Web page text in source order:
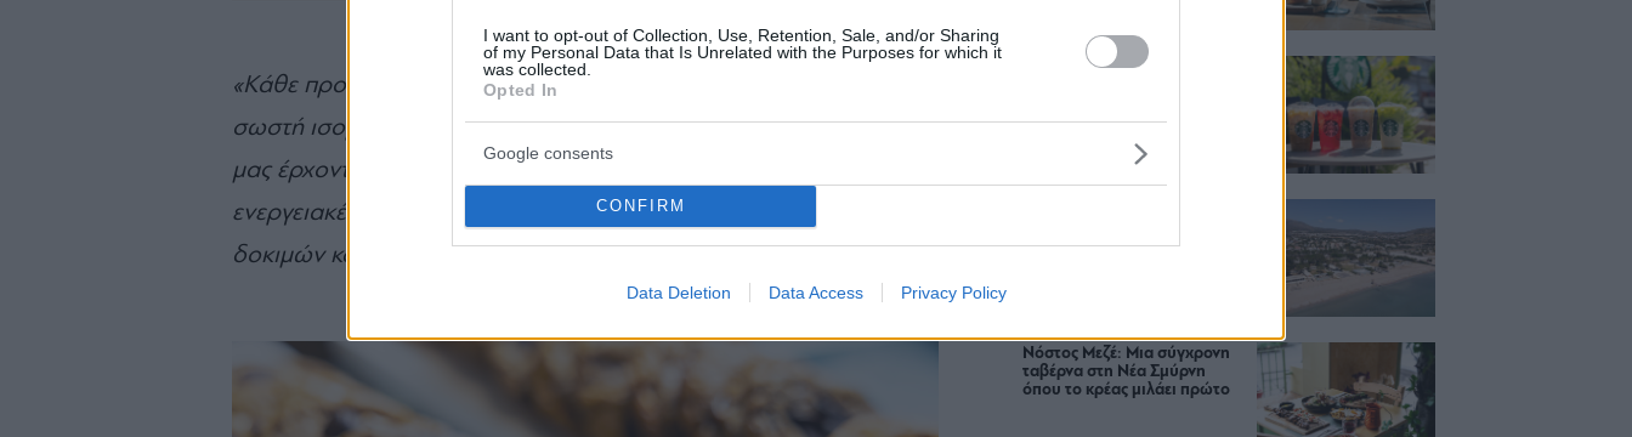
I want to opt-out of Collection, Use, Retention, Sale, and/or Sharing
of my Personal Data that Is Unrelated with the Purposes for which it
was collected.
Opted In
Google consents
CONFIRM
Data Deletion Data Access Privacy Policy
«Κάθε προϊόν περνά από πολλές δοκιμές μέχρι να πετύχουμε τη
σωστή ισορροπία γεύσης και ποιότητας. Οι περισσότεροι πελάτες
μας έρχονται για τα
signature
ενεργειακές μπάρες, τα οποία
είναι προϊόντα κατόπιν πολλών
δοκιμών και ποιοτικών ελέγχων»
Περιπέτεια, χαλάρωση ή
καλοκαίρι στα Starbucks
των 15 εκατ. – Η νέα εποχή
Νόστος Μεζέ: Μια σύγχρονη
ταβέρνα στη Νέα Σμύρνη
όπου το κρέας μιλάει πρώτο